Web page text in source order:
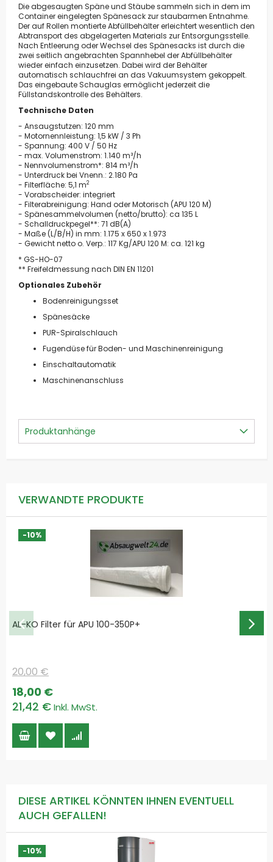
Die abgesaugten Späne und Stäube sammeln sich in dem im
Container eingelegten Spänesack zur staubarmen Entnahme.
Der auf Rollen montierte Abfüllbehälter erleichtert wesentlich den
Abtransport des abgelagerten Materials zur Entsorgungsstelle.
Nach Entleerung oder Wechsel des Spänesacks ist durch die
zwei seitlich angebrachten Spannhebel der Abfüllbehälter
wieder einfach einzusetzen. Dabei wird der Behälter
automatisch schlauchfrei an das Vakuumsystem gekoppelt.
Das eingebaute Schauglas ermöglicht jederzeit die
Füllstandskontrolle des Behälters.
Technische Daten
- Ansaugstutzen: 120 mm
- Motornennleistung: 1,5 kW / 3 Ph
- Spannung: 400 V / 50 Hz
- max. Volumenstrom: 1.140 m³/h
- Nennvolumenstrom*: 814 m³/h
- Unterdruck bei Vnenn.: 2.180 Pa
- Filterfläche: 5,1 m2
- Vorabscheider: integriert
- Filterabreinigung: Hand oder Motorisch (APU 120 M)
- Spänesammelvolumen (netto/brutto): ca 135 L
- Schalldruckpegel**: 71 dB(A)
- Maße (L/B/H) in mm: 1.175 x 650 x 1.973
- Gewicht netto o. Verp.: 117 Kg/APU 120 M: ca. 121 kg
* GS-HO-07
** Freifeldmessung nach DIN EN 11201
Optionales Zubehör
Bodenreinigungsset
Spänesäcke
PUR-Spiralschlauch
Fugendüse für Boden- und Maschinenreinigung
Einschaltautomatik
Maschinenanschluss
Produktanhänge
VERWANDTE PRODUKTE
-10%
AL-KO Filter für APU 100-350P+
Special
Price
21,42 €
18,00 €
20,00 €
DIESE ARTIKEL KÖNNTEN IHNEN EVENTUELL
AUCH GEFALLEN!
-10%